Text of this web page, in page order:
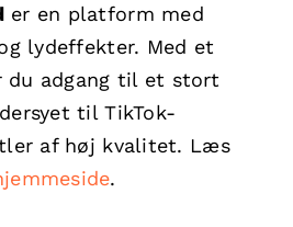
er en platform med
lydeffekter. Med et
du adgang til et stort
til TikTok-
af høj kvalitet. Læs
.